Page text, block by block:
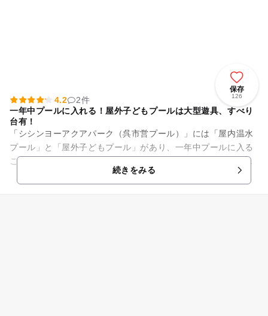
保存
126
4.2
2件
一年中プールに入れる！屋外子どもプールは大型遊具、すべり
台有！
「シシンヨーアクアパーク（呉市営プール）」には「屋内温水
プール」と「屋外子どもプール」があり、一年中プールに入る
ことが出来る施設です。屋内温水プールにはメインプールをは
じめ、健康づくりプール、採...続きをみる